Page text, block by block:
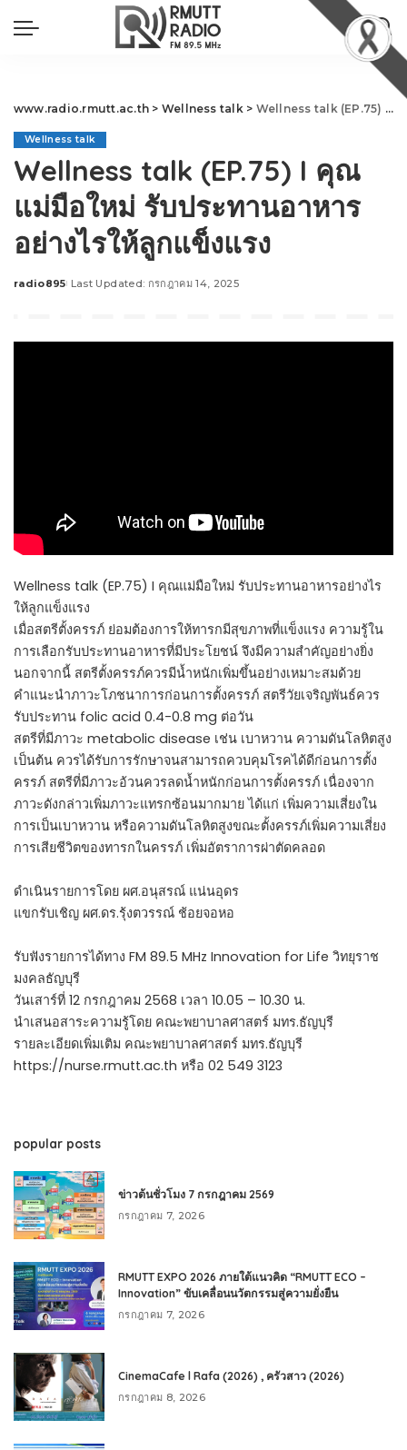
www.radio.rmutt.ac.th > Wellness talk> Wellness talk (EP.75) I คุณแม่มือใหม่ รับประทานอาหารอย่างไรให้ลูกแข็งแรง
Wellness talk
Wellness talk (EP.75) I คุณ
แม่มือใหม่ รับประทานอาหาร
อย่างไรให้ลูกแข็งแรง
Posted
radio895 Last Updated: กรกฎาคม 14, 2025
Wellness talk (EP.75) I คุณแม่มือใหม่ รับประทานอาหารอย่างไร
ให้ลูกแข็งแรง
เมื่อสตรีตั้งครรภ์ ย่อมต้องการให้ทารกมีสุขภาพที่แข็งแรง ความรู้ใน
การเลือกรับประทานอาหารที่มีประโยชน์ จึงมีความสำคัญอย่างยิ่ง
นอกจากนี้ สตรีตั้งครรภ์ควรมีน้ำหนักเพิ่มขึ้นอย่างเหมาะสมด้วย
คำแนะนำภาวะโภชนาการก่อนการตั้งครรภ์ สตรีวัยเจริญพันธ์ควร
รับประทาน folic acid 0.4-0.8 mg ต่อวัน
สตรีที่มีภาวะ metabolic disease เช่น เบาหวาน ความดันโลหิตสูง
เป็นต้น ควรได้รับการรักษาจนสามารถควบคุมโรคได้ดีก่อนการตั้ง
ครรภ์ สตรีที่มีภาวะอ้วนควรลดน้ำหนักก่อนการตั้งครรภ์ เนื่องจาก
ภาวะดังกล่าวเพิ่มภาวะแทรกซ้อนมากมาย ได้แก่ เพิ่มความเสี่ยงใน
การเป็นเบาหวาน หรือความดันโลหิตสูงขณะตั้งครรภ์เพิ่มความเสี่ยง
การเสียชีวิตของทารกในครรภ์ เพิ่มอัตราการผ่าตัดคลอด
ดำเนินรายการโดย ผศ.อนุสรณ์ แน่นอุดร
แขกรับเชิญ ผศ.ดร.รุ้งตวรรณ์ ช้อยจอหอ
รับฟังรายการได้ทาง FM 89.5 MHz Innovation for Life วิทยุราช
มงคลธัญบุรี
วันเสาร์ที่ 12 กรกฎาคม 2568 เวลา 10.05 – 10.30 น.
นำเสนอสาระความรู้โดย คณะพยาบาลศาสตร์ มทร.ธัญบุรี
รายละเอียดเพิ่มเติม คณะพยาบาลศาสตร์ มทร.ธัญบุรี
https://nurse.rmutt.ac.th หรือ 02 549 3123
popular posts
ข่าวต้นชั่วโมง 7 กรกฎาคม 2569
กรกฎาคม 7, 2026
RMUTT EXPO 2026 ภายใต้แนวคิด “RMUTT ECO –
Innovation” ขับเคลื่อนนวัตกรรมสู่ความยั่งยืน
กรกฎาคม 7, 2026
CinemaCafe l Rafa (2026) , ครัวสาว (2026)
กรกฎาคม 8, 2026